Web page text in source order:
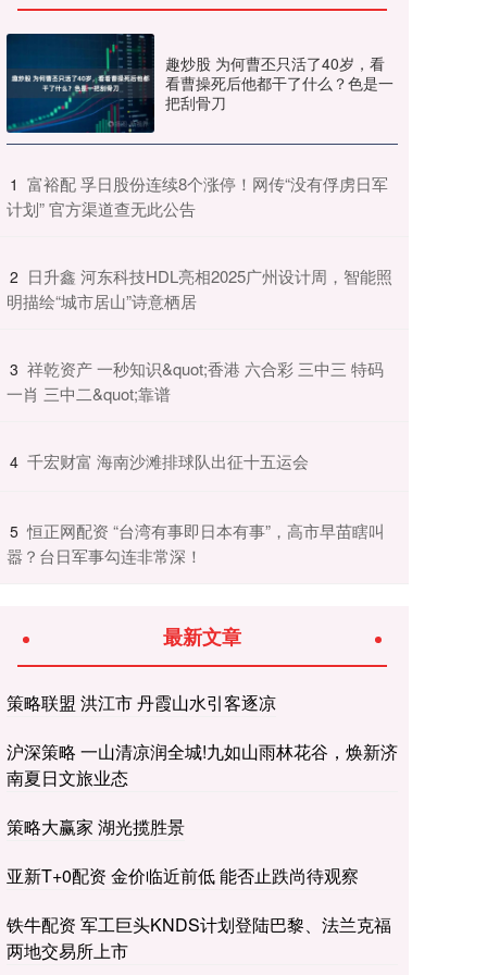
趣炒股 为何曹丕只活了40岁，看
看曹操死后他都干了什么？色是一
把刮骨刀
1 ​富裕配 孚日股份连续8个涨停！网传“没有俘虏日军
计划” 官方渠道查无此公告
2 ​日升鑫 河东科技HDL亮相2025广州设计周，智能照
明描绘“城市居山”诗意栖居
3 ​祥乾资产 一秒知识&quot;香港 六合彩 三中三 特码
一肖 三中二&quot;靠谱
4 ​千宏财富 海南沙滩排球队出征十五运会
5 ​恒正网配资 “台湾有事即日本有事”，高市早苗瞎叫
嚣？台日军事勾连非常深！
最新文章
策略联盟 洪江市 丹霞山水引客逐凉
沪深策略 一山清凉润全城!九如山雨林花谷，焕新济
南夏日文旅业态
策略大赢家 湖光揽胜景
亚新T+0配资 金价临近前低 能否止跌尚待观察
铁牛配资 军工巨头KNDS计划登陆巴黎、法兰克福
两地交易所上市